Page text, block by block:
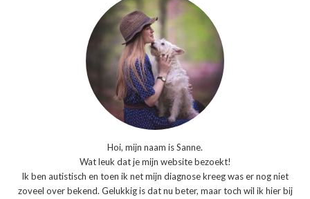
Hoi, mijn naam is Sanne.
Wat leuk dat je mijn website bezoekt!
Ik ben autistisch en toen ik net mijn diagnose kreeg was er nog niet
zoveel over bekend. Gelukkig is dat nu beter, maar toch wil ik hier bij